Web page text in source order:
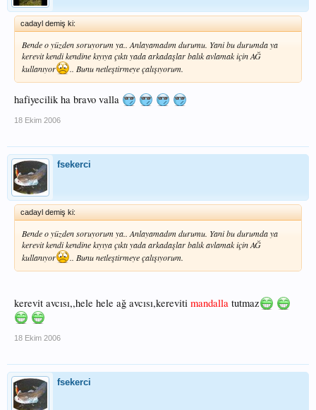
cadayl demiş ki:
Bende o yüzden soruyorum ya.. Anlayamadım durumu. Yani bu durumda ya
kerevit kendi kendine kıyıya çıktı yada arkadaşlar balık avlamak için AĞ
kullanıyor
.. Bunu netleştirmeye çalışıyorum.
hafiyecilik ha bravo valla
18 Ekim 2006
fsekerci
cadayl demiş ki:
Bende o yüzden soruyorum ya.. Anlayamadım durumu. Yani bu durumda ya
kerevit kendi kendine kıyıya çıktı yada arkadaşlar balık avlamak için AĞ
kullanıyor
.. Bunu netleştirmeye çalışıyorum.
kerevit avcısı,,hele hele ağ avcısı,kereviti mandalla tutmaz
18 Ekim 2006
fsekerci